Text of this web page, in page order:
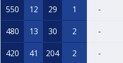
550 12 29 1 -
480 13 30 2 -
420 41 204 2 -